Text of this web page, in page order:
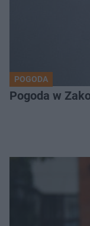
POGODA
Pogoda w